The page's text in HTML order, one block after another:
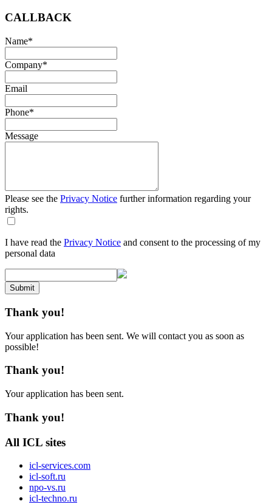
CALLBACK
Name*
Company*
Email
Phone*
Message
Please see the Privacy Notice further information regarding your
rights.
I have read the Privacy Notice and consent to the processing of my
personal data
Submit
Thank you!
Your application has been sent. We will contact you as soon as
possible!
Thank you!
Your application has been sent.
Thank you!
All ICL sites
icl-services.com
icl-soft.ru
npo-vs.ru
icl-techno.ru